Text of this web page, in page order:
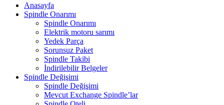
Anasayfa
Spindle Onarımı
Spindle Onarımı
Elektrik motoru sarımı
Yedek Parça
Sorunsuz Paket
Spindle Takibi
İndirilebilir Belgeler
Spindle Değişimi
Spindle Değişimi
Mevcut Exchange Spindle’lar